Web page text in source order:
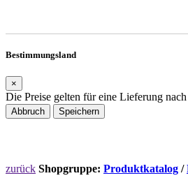
Bestimmungsland
×
Die Preise gelten für eine Lieferung nach
Abbruch Speichern
zurück Shopgruppe: Produktkatalog /